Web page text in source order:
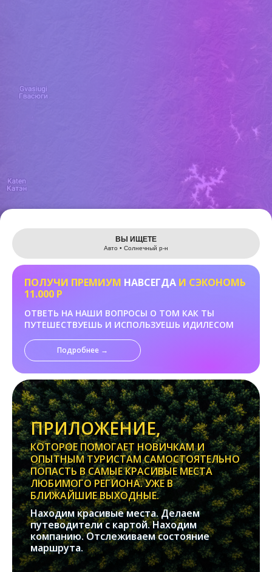
Leaflet
ВЫ ИЩЕТЕ
Авто • Солнечный р-н
ПОЛУЧИ ПРЕМИУМ НАВСЕГДА И СЭКОНОМЬ
11.000 Р
ОТВЕТЬ НА НАШИ ВОПРОСЫ О ТОМ КАК ТЫ
ПУТЕШЕСТВУЕШЬ И ИСПОЛЬЗУЕШЬ ИДИЛЕСОМ
Подробнее →
ПРИЛОЖЕНИЕ,
КОТОРОЕ ПОМОГАЕТ НОВИЧКАМ И
ОПЫТНЫМ ТУРИСТАМ САМОСТОЯТЕЛЬНО
ПОПАСТЬ В САМЫЕ КРАСИВЫЕ МЕСТА
ЛЮБИМОГО РЕГИОНА. УЖЕ В
БЛИЖАЙШИЕ ВЫХОДНЫЕ.
Находим красивые места. Делаем
путеводители с картой. Находим
компанию. Отслеживаем состояние
маршрута.